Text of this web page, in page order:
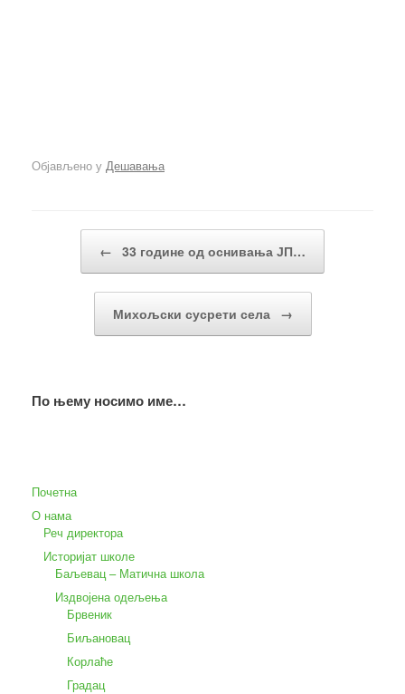
Објављено у Дешавања
← 33 године од оснивања ЈП…
Михољски сусрети села →
По њему носимо име…
Почетна
О нама
Реч директора
Историјат школе
Баљевац – Матична школа
Издвојена одељења
Брвеник
Биљановац
Корлаће
Градац